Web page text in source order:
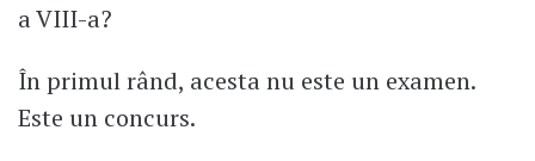
a VIII-a?
În primul rând, acesta nu este un examen.
Este un concurs.